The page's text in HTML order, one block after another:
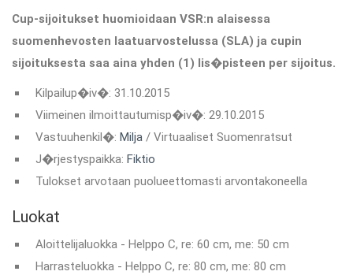
Cup-sijoitukset huomioidaan VSR:n alaisessa
suomenhevosten laatuarvostelussa (SLA) ja cupin
sijoituksesta saa aina yhden (1) lis�pisteen per sijoitus.
Kilpailup�iv�: 31.10.2015
Viimeinen ilmoittautumisp�iv�: 29.10.2015
Vastuuhenkil�: Milja / Virtuaaliset Suomenratsut
J�rjestyspaikka: Fiktio
Tulokset arvotaan puolueettomasti arvontakoneella
Luokat
Aloittelijaluokka - Helppo C, re: 60 cm, me: 50 cm
Harrasteluokka - Helppo C, re: 80 cm, me: 80 cm